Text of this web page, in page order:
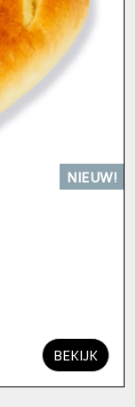
NIEUW!
BEKIJK